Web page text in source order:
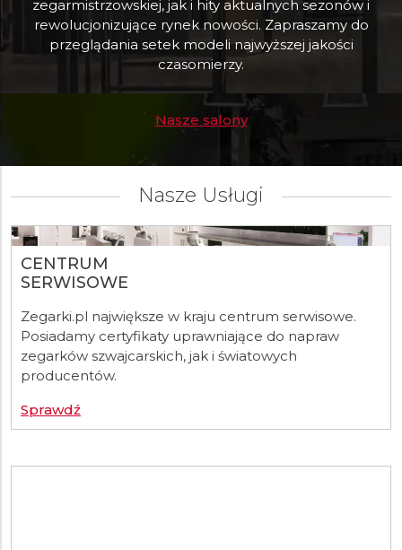
zegarmistrzowskiej, jak i hity aktualnych sezonów i
rewolucjonizujące rynek nowości. Zapraszamy do
przeglądania setek modeli najwyższej jakości
czasomierzy.
Nasze salony
Nasze Usługi
CENTRUM
SERWISOWE
Zegarki.pl największe w kraju centrum serwisowe.
Posiadamy certyfikaty uprawniające do napraw
zegarków szwajcarskich, jak i światowych
producentów.
Sprawdź